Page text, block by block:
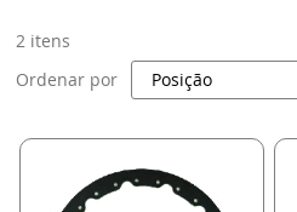
2 itens
Ordenar por